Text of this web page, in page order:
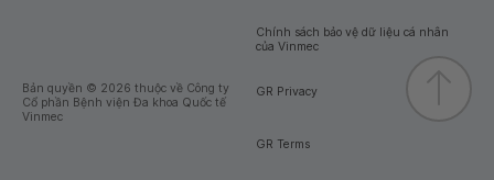
Bản quyền © 2026 thuộc về Công ty
Cổ phần Bệnh viện Đa khoa Quốc tế
Vinmec
Chính sách bảo vệ dữ liệu cá nhân
của Vinmec
GR Privacy
GR Terms